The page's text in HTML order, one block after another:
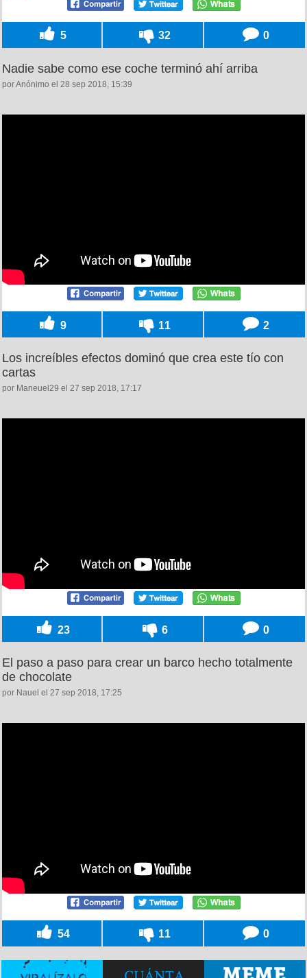
5 32 0
Nadie sabe como ese coche terminó ahí arriba
por Anónimo el 28 sep 2018, 15:39
9 11 2
Los increíbles efectos dominó que crea este tío con
cartas
por Maneuel29 el 27 sep 2018, 17:17
23 6 0
El paso a paso para crear un barco hecho totalmente
de chocolate
por Nauel el 27 sep 2018, 17:25
54 11 0